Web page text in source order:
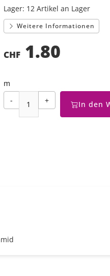
Lager: 12 Artikel an Lager
Weitere Informationen
CHF 1.80
m
-
+ In den